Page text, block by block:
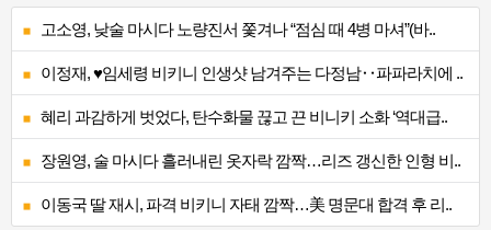
고소영, 낮술 마시다 노량진서 쫓겨나 “점심 때 4병 마셔”(바..
이정재, ♥임세령 비키니 인생샷 남겨주는 다정남‥파파라치에 ..
혜리 과감하게 벗었다, 탄수화물 끊고 끈 비니키 소화 ‘역대급..
장원영, 술 마시다 흘러내린 옷자락 깜짝…리즈 갱신한 인형 비..
이동국 딸 재시, 파격 비키니 자태 깜짝…美 명문대 합격 후 리..